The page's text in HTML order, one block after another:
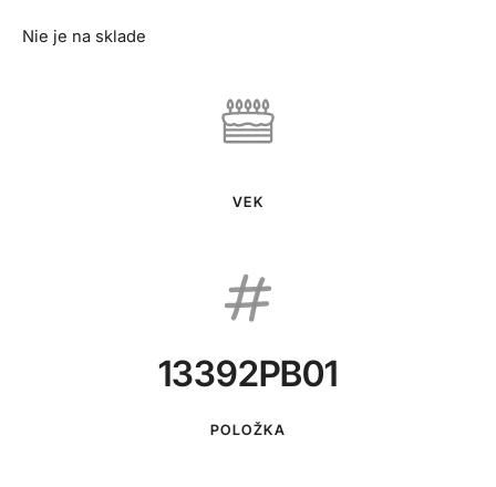
Nie je na sklade
VEK
13392PB01
POLOŽKA